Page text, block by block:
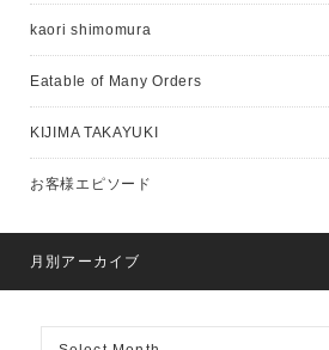
kaori shimomura
Eatable of Many Orders
KIJIMA TAKAYUKI
お客様エピソード
月別アーカイブ